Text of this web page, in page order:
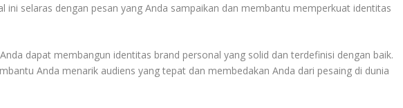
ini selaras dengan pesan yang Anda sampaikan dan membantu memperkuat identitas
dapat membangun identitas brand personal yang solid dan terdefinisi dengan baik.
Anda menarik audiens yang tepat dan membedakan Anda dari pesaing di dunia